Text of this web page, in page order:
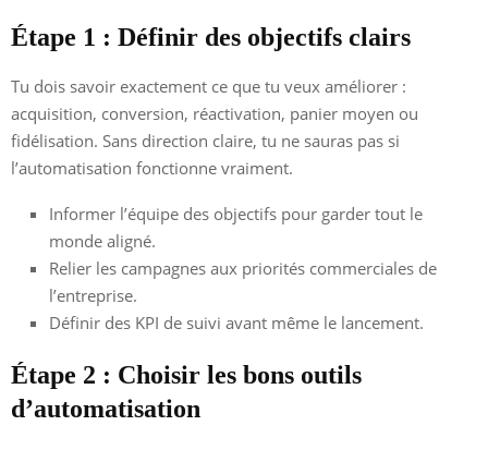
Étape 1 : Définir des objectifs clairs
Tu dois savoir exactement ce que tu veux améliorer :
acquisition, conversion, réactivation, panier moyen ou
fidélisation. Sans direction claire, tu ne sauras pas si
l’automatisation fonctionne vraiment.
Informer l’équipe des objectifs pour garder tout le
monde aligné.
Relier les campagnes aux priorités commerciales de
l’entreprise.
Définir des KPI de suivi avant même le lancement.
Étape 2 : Choisir les bons outils
d’automatisation